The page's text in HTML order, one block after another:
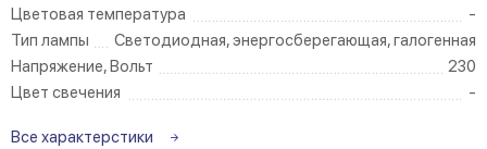
Цветовая температура
-
Тип лампы
Светодиодная, энергосберегающая, галогенная
Напряжение, Вольт
230
Цвет свечения
-
Все характерстики